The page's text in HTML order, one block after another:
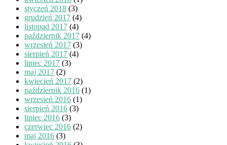
styczeń 2018 (3)
grudzień 2017 (4)
listopad 2017 (4)
październik 2017 (4)
wrzesień 2017 (3)
sierpień 2017 (4)
lipiec 2017 (3)
maj 2017 (2)
kwiecień 2017 (2)
październik 2016 (1)
wrzesień 2016 (1)
sierpień 2016 (3)
lipiec 2016 (3)
czerwiec 2016 (2)
maj 2016 (3)